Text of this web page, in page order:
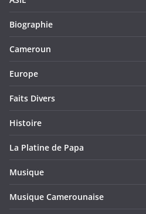
Biographie
Cameroun
Europe
Faits Divers
Histoire
La Platine de Papa
Musique
Musique Camerounaise